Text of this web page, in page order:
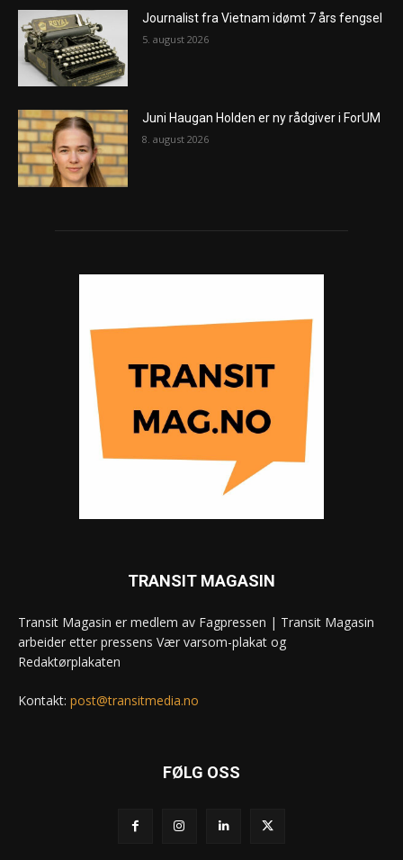
Journalist fra Vietnam idømt 7 års fengsel
5. august 2026
Juni Haugan Holden er ny rådgiver i ForUM
8. august 2026
TRANSIT MAGASIN
Transit Magasin er medlem av Fagpressen | Transit Magasin
arbeider etter pressens Vær varsom-plakat og
Redaktørplakaten
Kontakt: post@transitmedia.no
FØLG OSS